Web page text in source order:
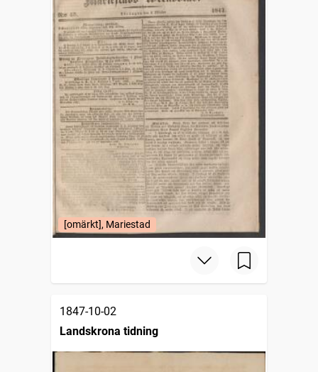
[omärkt], Mariestad
1847-10-02
Landskrona tidning